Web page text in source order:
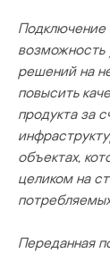
Подключение
возможность
решений на
повысить
продукта за
объектах,
целиком на
Переданная